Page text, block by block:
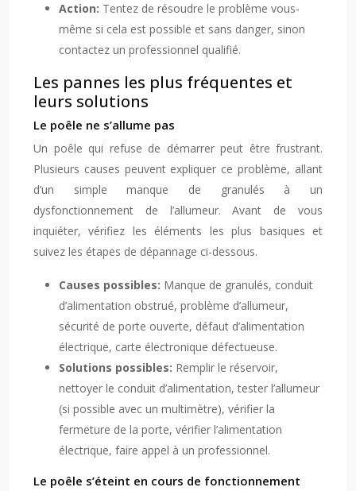
Action: Tentez de résoudre le problème vous-
même si cela est possible et sans danger, sinon
contactez un professionnel qualifié.
Les pannes les plus fréquentes et
leurs solutions
Le poêle ne s’allume pas
Un poêle qui refuse de démarrer peut être frustrant.
Plusieurs causes peuvent expliquer ce problème, allant
d’un simple manque de granulés à un
dysfonctionnement de l’allumeur. Avant de vous
inquiéter, vérifiez les éléments les plus basiques et
suivez les étapes de dépannage ci-dessous.
Causes possibles: Manque de granulés, conduit
d’alimentation obstrué, problème d’allumeur,
sécurité de porte ouverte, défaut d’alimentation
électrique, carte électronique défectueuse.
Solutions possibles: Remplir le réservoir,
nettoyer le conduit d’alimentation, tester l’allumeur
(si possible avec un multimètre), vérifier la
fermeture de la porte, vérifier l’alimentation
électrique, faire appel à un professionnel.
Le poêle s’éteint en cours de fonctionnement